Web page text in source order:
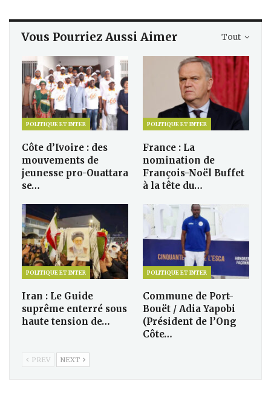
Tout
Vous Pourriez Aussi Aimer
POLITIQUE ET INTER
Côte d’Ivoire : des
mouvements de
jeunesse pro-Ouattara
se…
POLITIQUE ET INTER
France : La
nomination de
François-Noël Buffet
à la tête du…
POLITIQUE ET INTER
Iran : Le Guide
suprême enterré sous
haute tension de…
POLITIQUE ET INTER
Commune de Port-
Bouët / Adia Yapobi
(Président de l’Ong
Côte…
PREV NEXT